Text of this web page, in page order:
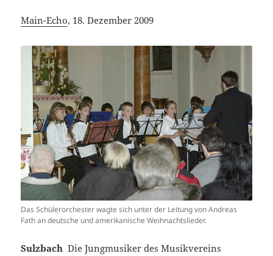
Main-Echo, 18. Dezember 2009
Das Schülerorchester wagte sich unter der Leitung von Andreas
Fath an deutsche und amerikanische Weihnachtslieder.
Sulzbach Die Jungmusiker des Musikvereins